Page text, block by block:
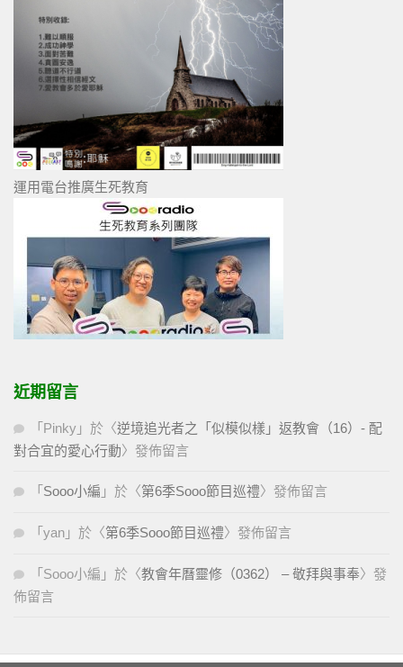
運用電台推廣生死教育
近期留言
「 Pinky 」於〈逆境追光者之「似模似樣」返教會（16）- 配
對合宜的愛心行動〉發佈留言
「 Sooo小編 」於〈第6季Sooo節目巡禮〉發佈留言
「 yan 」於〈第6季Sooo節目巡禮〉發佈留言
「 Sooo小編 」於〈教會年曆靈修（0362） – 敬拜與事奉〉發
佈留言